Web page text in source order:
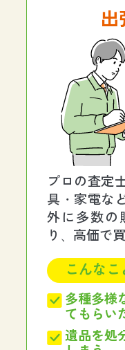
出
プロの査定
具・家電な
外に多数の
り、高価で
こんな
多種多様
てもらい
遺品を処